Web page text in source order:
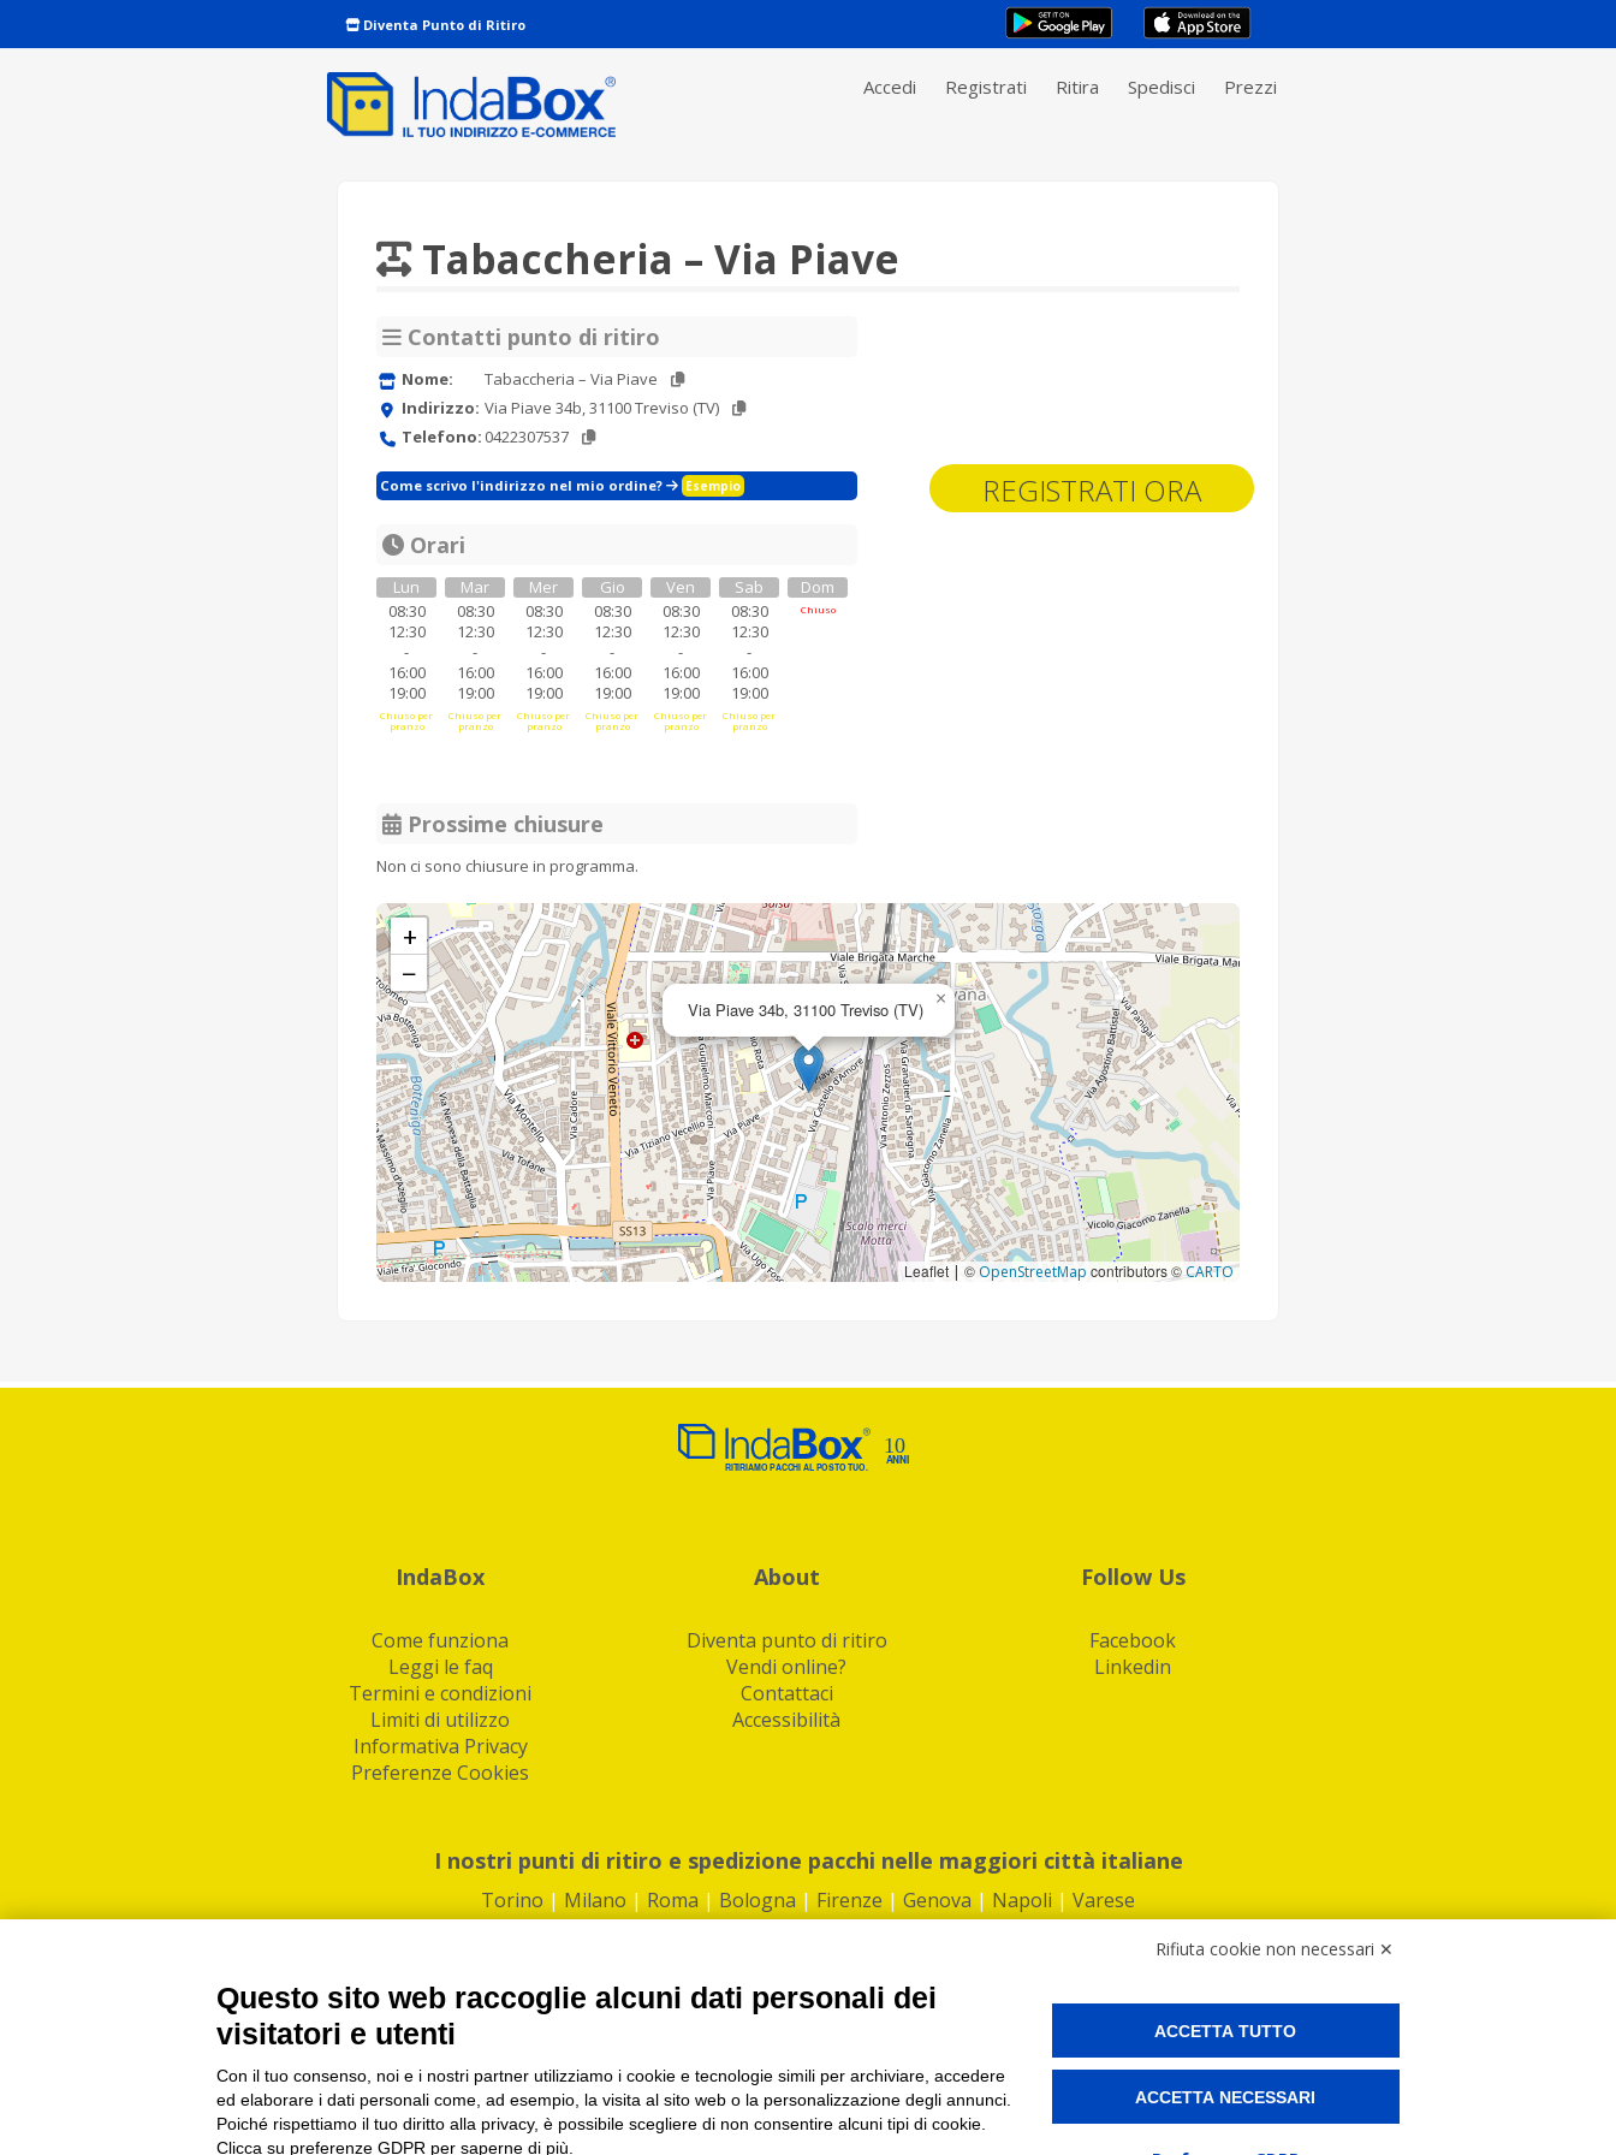
Diventa Punto di Ritiro
Accedi Registrati Ritira Spedisci Prezzi
REGISTRATI ORA
Tabaccheria – Via Piave
Contatti punto di ritiro
Nome:
Tabaccheria – Via Piave
Indirizzo: Via Piave 34b, 31100 Treviso (TV)
Telefono: 0422307537
Come scrivo l'indirizzo nel mio ordine? Esempio
Orari
Lun
08:30
12:30
-
16:00
19:00
Chiuso per
pranzo
Mar
08:30
12:30
-
16:00
19:00
Chiuso per
pranzo
Mer
08:30
12:30
-
16:00
19:00
Chiuso per
pranzo
Gio
08:30
12:30
-
16:00
19:00
Chiuso per
pranzo
Ven
08:30
12:30
-
16:00
19:00
Chiuso per
pranzo
Sab
08:30
12:30
-
16:00
19:00
Chiuso per
pranzo
Dom
Chiuso
Prossime chiusure
Non ci sono chiusure in programma.
Via Piave 34b, 31100 Treviso (TV) ×
+
−
Leaflet | © OpenStreetMap contributors ©CARTO
IndaBox
Come funziona
Leggi le faq
Termini e condizioni
Limiti di utilizzo
Informativa Privacy
Preferenze Cookies
About
Diventa punto di ritiro
Vendi online?
Contattaci
Accessibilità
Follow Us
Facebook
Linkedin
I nostri punti di ritiro e spedizione pacchi nelle maggiori città italiane
Torino | Milano | Roma | Bologna | Firenze | Genova | Napoli | Varese
PI/CF/N°Iscr.: 10821360012 | REA: RM 1494760 | Cap.Soc.: 50.000€ |Whistleblowing|Privacy|Preferenze Cookies
IndaBox | Oltre 11.500 punti di ritiro tra Bar, Tabaccai, Edicole e Kipoint per ritirare i tuoi acquisti online e spedire i tuoi pacchi.
Rifiuta cookie non necessari ✕
Questo sito web raccoglie alcuni dati personali dei
visitatori e utenti
Con il tuo consenso, noi e i nostri partner utilizziamo i cookie e tecnologie simili per archiviare, accedere
ed elaborare i dati personali come, ad esempio, la visita al sito web o la personalizzazione degli annunci.
Poiché rispettiamo il tuo diritto alla privacy, è possibile scegliere di non consentire alcuni tipi di cookie.
Clicca su preferenze GDPR per saperne di più.
ACCETTA TUTTO
ACCETTA NECESSARI